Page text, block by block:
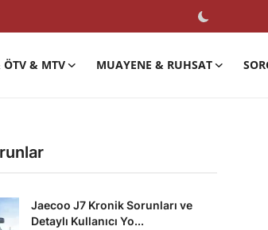
ÖTV & MTV MUAYENE & RUHSAT
Jaecoo J7 Kronik Sorunları ve
Detaylı Kullanıcı Yo...